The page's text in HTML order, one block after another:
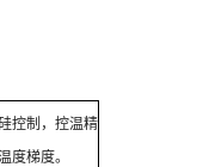
控制，控温精
度梯度。